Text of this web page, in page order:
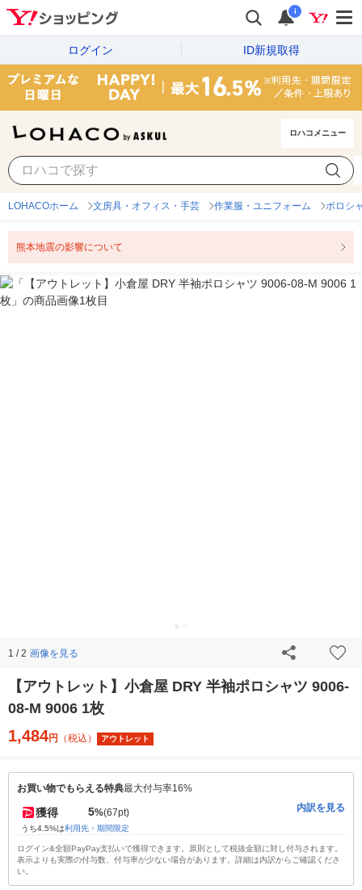
i
ログイン ID新規取得
ロハコメニュー
LOHACOホーム 文房具・オフィス・手芸 作業服・ユニフォーム ポロシ
熊本地震の影響について
1 / 2 画像を見る
【アウトレット】小倉屋 DRY 半袖ポロシャツ 9006-
08-M 9006 1枚
1,484円 （税込） アウトレット
お買い物でもらえる特典最大付与率16%
獲得 5%(67pt)
うち4.5%は利用先・期間限定
内訳を見る
ログイン&全額PayPay支払いで獲得できます。原則として税抜金額に対し付与されます。
表示よりも実際の付与数、付与率が少ない場合があります。詳細は内訳からご確認くださ
い。